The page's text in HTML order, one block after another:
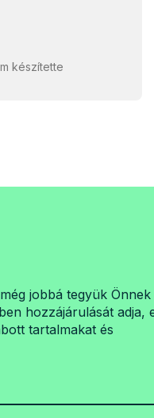
jobbá tegyük Önnek
hozzájárulását adja,
tartalmakat és
készítette